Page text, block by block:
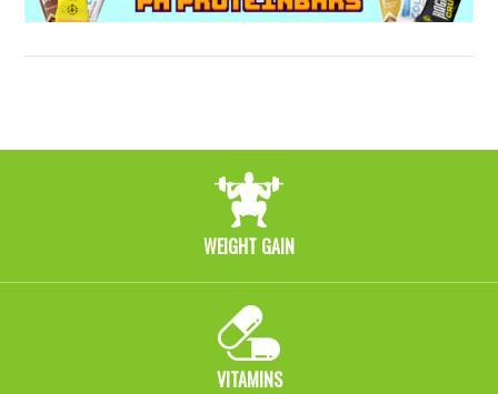
WEIGHT GAIN
VITAMINS